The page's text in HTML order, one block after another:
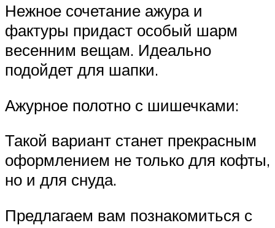
Нежное сочетание ажура и
фактуры придаст особый шарм
весенним вещам. Идеально
подойдет для шапки.
Ажурное полотно с шишечками:
Такой вариант станет прекрасным
оформлением не только для кофты,
но и для снуда.
Предлагаем вам познакомиться с